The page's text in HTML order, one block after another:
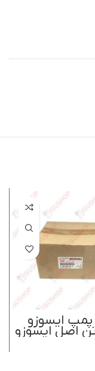
پمپ ایسوزو
اصل ایسوزو
موتور ژاپن